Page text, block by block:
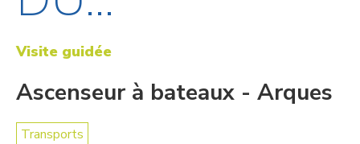
Visite guidée
Ascenseur à bateaux - Arques
Transports